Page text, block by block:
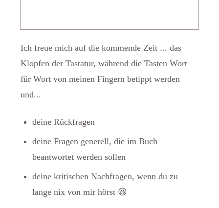
Ich freue mich auf die kommende Zeit ... das
Klopfen der Tastatur, während die Tasten Wort
für Wort von meinen Fingern betippt werden
und...
deine Rückfragen
deine Fragen generell, die im Buch
beantwortet werden sollen
deine kritischen Nachfragen, wenn du zu
lange nix von mir hörst 😆